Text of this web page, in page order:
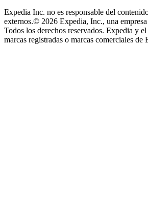
Expedia Inc. no es responsable del
externos.© 2026 Expedia, Inc., una
Todos los derechos reservados. Expedia y
marcas registradas o marcas comerciales de